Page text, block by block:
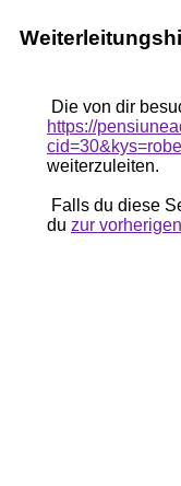
Die von dir
https://
weiterzuleiten.
Falls du diese
du zur